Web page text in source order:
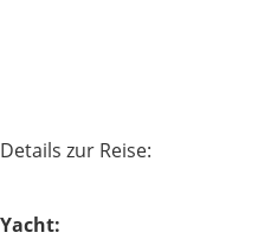
Details zur Reise:
Yacht: